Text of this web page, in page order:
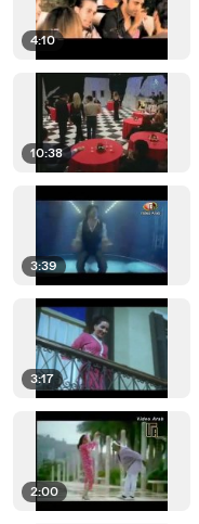
4:10
10:38
3:39
3:17
2:00